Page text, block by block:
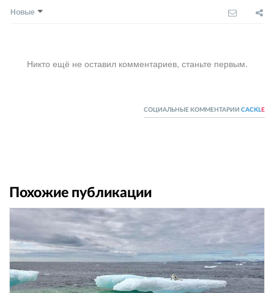
Новые
Никто ещё не оставил комментариев, станьте первым.
СОЦИАЛЬНЫЕ КОММЕНТАРИИ CACKL E
Похожие публикации